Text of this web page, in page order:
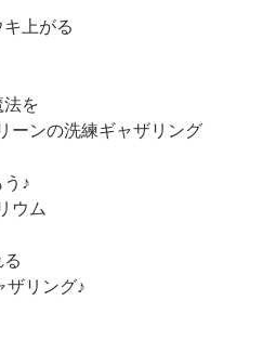
上がる
を
ンの洗練ギャザリング
♪
ウム
リング♪